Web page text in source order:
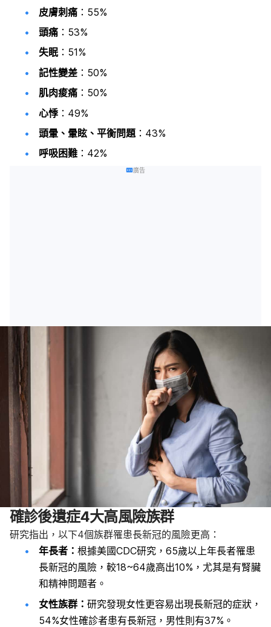
皮膚刺痛 ：55%
頭痛 ：53%
失眠：51%
記性變差 ：50%
肌肉痠痛 ：50%
心悸 ：49%
頭暈、暈眩、平衡問題：43%
呼吸困難 ：42%
廣告
確診後遺症4大高風險族群
研究指出，以下4個族群罹患長新冠的風險更高：
年長者： 根據美國CDC研究，65歲以上年長者罹患
長新冠的風險，較18~64歲高出10%，尤其是有腎臟
和精神問題者。
女性族群： 研究發現女性更容易出現長新冠的症狀，
54%女性確診者患有長新冠，男性則有37%。